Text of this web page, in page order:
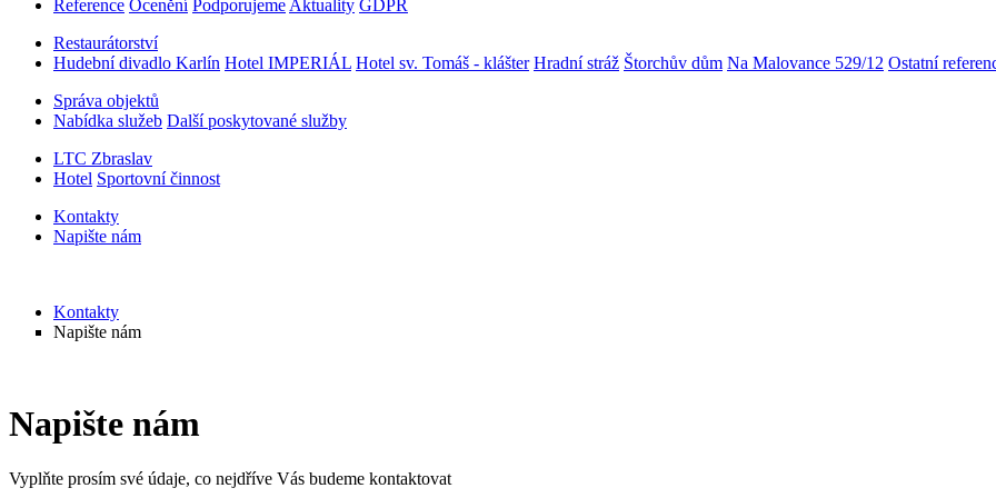
Reference Ocenění Podporujeme Aktuality GDPR
Restaurátorství
Hudební divadlo Karlín Hotel IMPERIÁL Hotel sv. Tomáš - klášter Hradní stráž Štorchův dům Na Malovance 529/12 Ostatní
Správa objektů
Nabídka služeb Další poskytované služby
LTC Zbraslav
Hotel Sportovní činnost
Kontakty
Napište nám
Kontakty
Napište nám
Napište nám
Vyplňte prosím své údaje, co nejdříve Vás budeme kontaktovat